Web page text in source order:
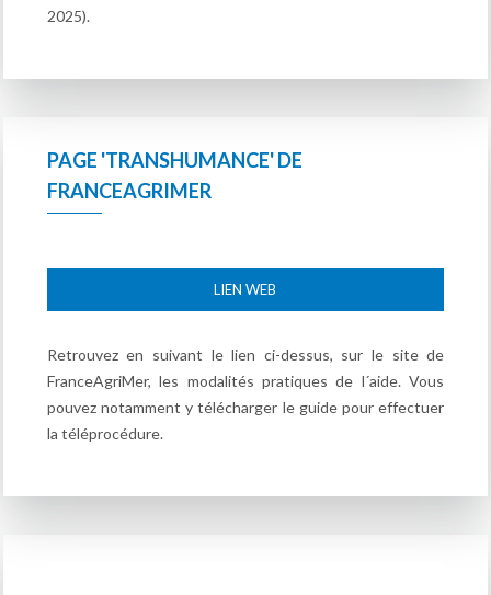
2025).
PAGE 'TRANSHUMANCE' DE
FRANCEAGRIMER
LIEN WEB
Retrouvez en suivant le lien ci-dessus, sur le site de
FranceAgriMer, les modalités pratiques de l´aide. Vous
pouvez notamment y télécharger le guide pour effectuer
la téléprocédure.